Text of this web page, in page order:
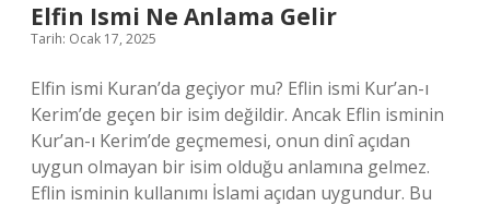
Elfin Ismi Ne Anlama Gelir
Tarih: Ocak 17, 2025
Elfin ismi Kuran’da geçiyor mu? Eflin ismi Kur’an-ı
Kerim’de geçen bir isim değildir. Ancak Eflin isminin
Kur’an-ı Kerim’de geçmemesi, onun dinî açıdan
uygun olmayan bir isim olduğu anlamına gelmez.
Eflin isminin kullanımı İslami açıdan uygundur. Bu